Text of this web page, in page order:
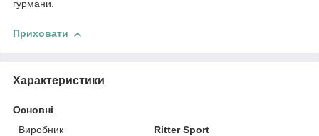
гурмани.
Приховати
Характеристики
Основні
Виробник
Ritter Sport